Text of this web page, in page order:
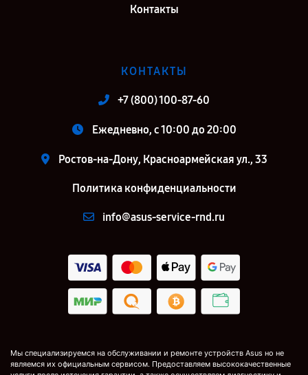
Контакты
КОНТАКТЫ
+7 (800) 100-87-60
Ежедневно, с 10:00 до 20:00
Ростов-на-Дону, Красноармейская ул., 33
Политика конфиденциальности
info@asus-service-rnd.ru
Мы специализируемся на обслуживании и ремонте устройств Asus но не
являемся их официальным сервисом. Предоставляем высококачественные